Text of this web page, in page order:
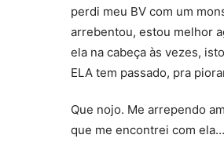
perdi meu BV com um
arrebentou, estou melhor
ela na cabeça às vezes,
ELA tem passado, pra
Que nojo. Me arrependo
que me encontrei com ela…